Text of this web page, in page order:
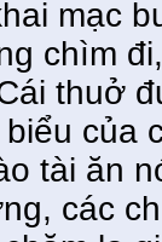
mạc
chìm
thuở
biểu của
tài ăn
các